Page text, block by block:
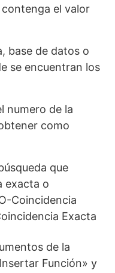
el valor
base de datos o
se encuentran los
numero de la
como
que
exacta o
Coincidencia
Exacta
de la
Función» y